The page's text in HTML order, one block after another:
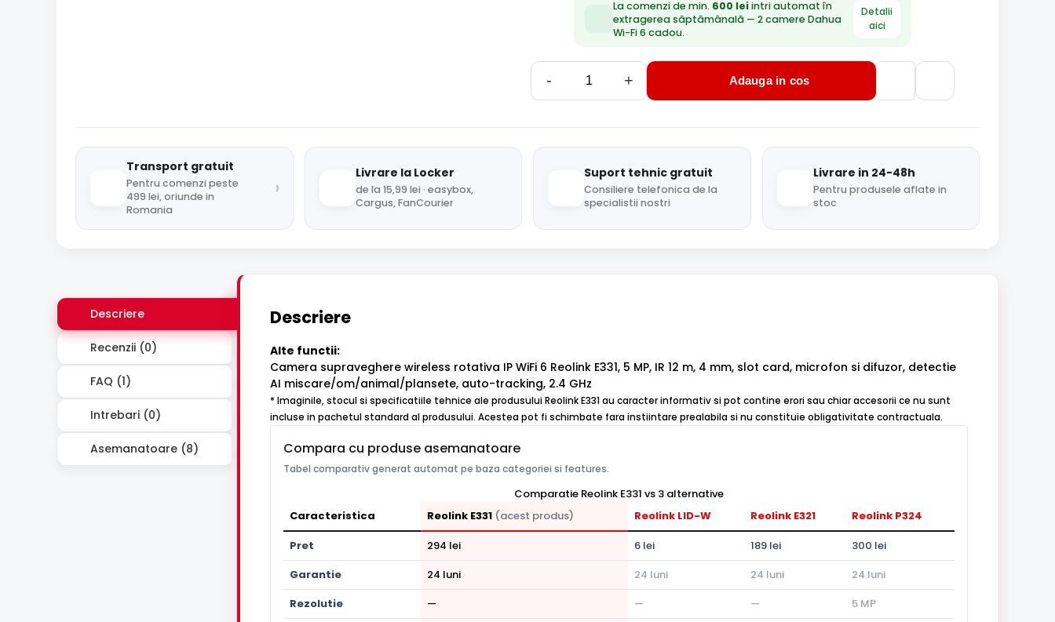
La comenzi de min. 600 leiintri automat în
extragerea săptămânală — 2 camere Dahua
Wi-Fi 6 cadou.
Detalii
aici
- + Adauga in cos
Transport gratuit
Pentru comenzi peste
499 lei, oriunde in
Romania
›
Livrare la Locker
de la 15,99 lei · easybox,
Cargus, FanCourier
Suport tehnic gratuit
Consiliere telefonica de la
specialistii nostri
Livrare in 24-48h
Pentru produsele aflate in
stoc
Descriere
Recenzii (0)
FAQ (1)
Intrebari (0)
Asemanatoare (8)
Descriere
Alte functii:
Camera supraveghere wireless rotativa IP WiFi 6 Reolink E331, 5 MP, IR 12 m, 4 mm, slot card, microfon si difuzor, detectie
AI miscare/om/animal/plansete, auto-tracking, 2.4 GHz
* Imaginile, stocul si specificatiile tehnice ale produsului Reolink E331 au caracter informativ si pot contine erori sau chiar accesorii ce nu sunt
incluse in pachetul standard al produsului. Acestea pot fi schimbate fara instiintare prealabila si nu constituie obligativitate contractuala.
Compara cu produse asemanatoare
Tabel comparativ generat automat pe baza categoriei si features.
Comparatie Reolink E331 vs 3 alternative
Caracteristica
Reolink E331 (acest produs) Reolink LID-W Reolink E321
Reolink P324
Pret
294 lei 6 lei 189 lei
300 lei
Garantie
24 luni 24 luni 24 luni
24 luni
Rezolutie
— — —
5 MP